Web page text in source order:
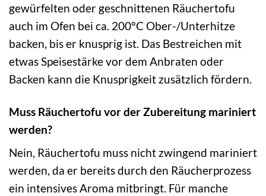
gewürfelten oder geschnittenen Räuchertofu
auch im Ofen bei ca. 200°C Ober-/Unterhitze
backen, bis er knusprig ist. Das Bestreichen mit
etwas Speisestärke vor dem Anbraten oder
Backen kann die Knusprigkeit zusätzlich fördern.
Muss Räuchertofu vor der Zubereitung mariniert
werden?
Nein, Räuchertofu muss nicht zwingend mariniert
werden, da er bereits durch den Räucherprozess
ein intensives Aroma mitbringt. Für manche